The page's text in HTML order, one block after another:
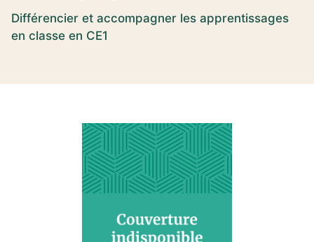
Différencier et accompagner les apprentissages
en classe en CE1